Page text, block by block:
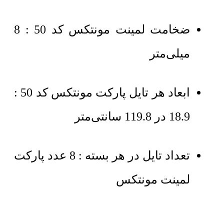
ضخامت لمینت مونتکس کد 50 : 8
میلی‌متر
ابعاد هر تایل پارکت مونتکس کد 50 :
18.9 در 119.8 سانتی‌متر
تعداد تایل در هر بسته : 8 عدد پارکت
لمینت مونتکس